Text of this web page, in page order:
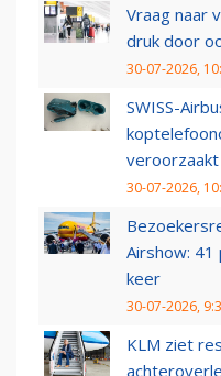
Vraag naar
druk door
30-07-2026,
SWISS-
veroorzaakt
30-07-2026,
Airshow:
keer
30-07-2026,
KLM ziet